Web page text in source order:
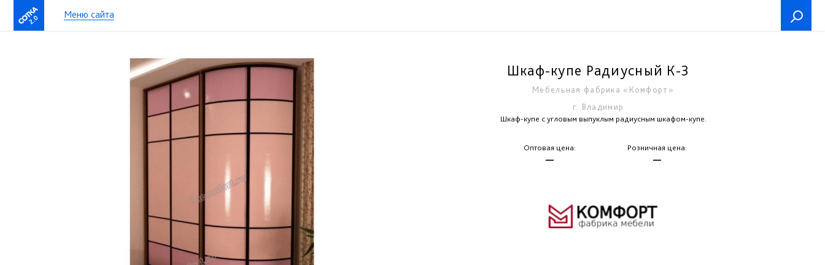
2.0 Меню сайта
Шкаф-купе Радиусный К-3
Мебельная фабрика «Комфорт»
г. Владимир
Шкаф-купе с угловым выпуклым радиусным шкафом-купе.
Оптовая цена:
—
Розничная цена:
—